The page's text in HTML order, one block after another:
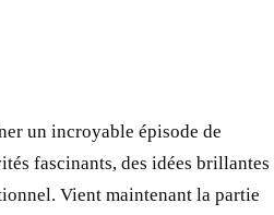
un incroyable épisode de
fascinants, des idées brillantes
Vient maintenant la partie